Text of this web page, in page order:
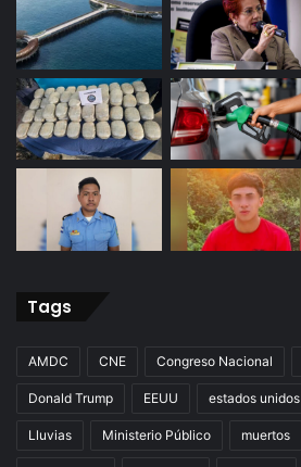
Tags
AMDC CNE Congreso Nacional
Donald Trump EEUU estados unidos
Lluvias Ministerio Público muertos